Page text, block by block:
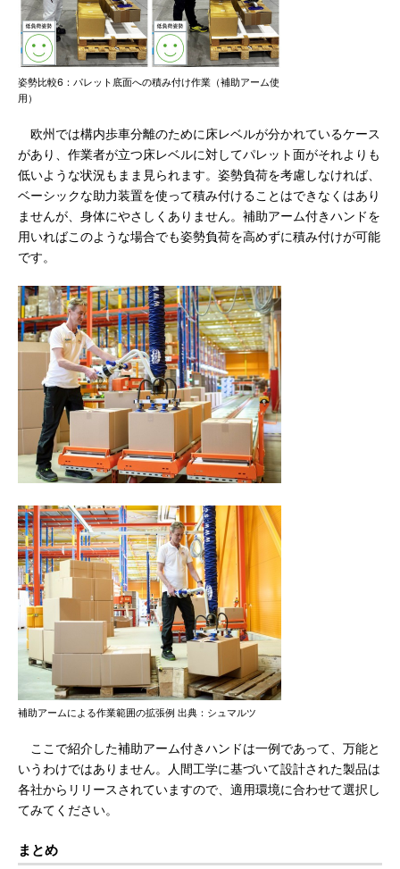
姿勢比較6：パレット底面への積み付け作業（補助アーム使
用）
欧州では構内歩車分離のために床レベルが分かれているケース
があり、作業者が立つ床レベルに対してパレット面がそれよりも
低いような状況もまま見られます。姿勢負荷を考慮しなければ、
ベーシックな助力装置を使って積み付けることはできなくはあり
ませんが、身体にやさしくありません。補助アーム付きハンドを
用いればこのような場合でも姿勢負荷を高めずに積み付けが可能
です。
補助アームによる作業範囲の拡張例 出典：シュマルツ
ここで紹介した補助アーム付きハンドは一例であって、万能と
いうわけではありません。人間工学に基づいて設計された製品は
各社からリリースされていますので、適用環境に合わせて選択し
てみてください。
まとめ